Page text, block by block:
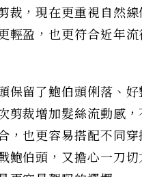
裁，現在更重視自然
輕盈，也更符合近年
保留了鮑伯頭俐落、
剪裁增加髮絲流動感
，也更容易搭配不同
鮑伯頭，又擔心一刀